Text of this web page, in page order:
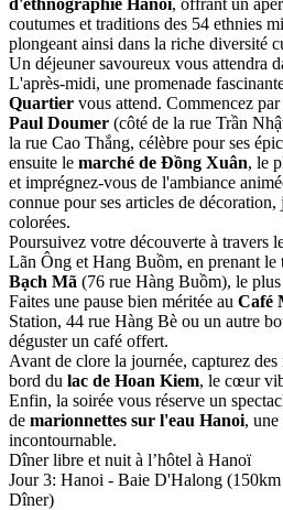
coutumes et traditions des 54 ethnies
plongeant ainsi dans la riche diversité
Un déjeuner savoureux vous attendra
L'après-midi, une promenade
Quartier vous attend. Commencez par
Paul Doumer (côté de la rue Trần
la rue Cao Thắng, célèbre pour ses
ensuite le marché de Đồng Xuân, le
et imprégnez-vous de l'ambiance
connue pour ses articles de
colorées.
Poursuivez votre découverte à travers
Lãn Ông et Hang Buồm, en prenant le
Bạch Mã (76 rue Hàng Buồm), le
Faites une pause bien méritée au Café
Station, 44 rue Hàng Bè ou un autre
déguster un café offert.
Avant de clore la journée, capturez des
bord du lac de Hoan Kiem, le cœur
Enfin, la soirée vous réserve un
de marionnettes sur l'eau Hanoi, une
incontournable.
Dîner libre et nuit à l’hôtel à Hanoï
Jour 3: Hanoi - Baie D'Halong
Dîner)